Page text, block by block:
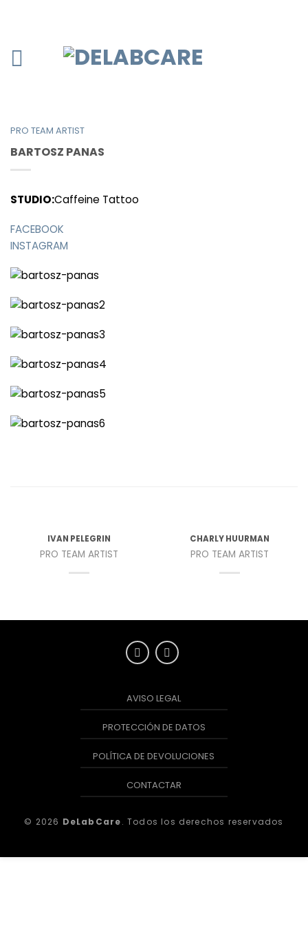
PRO TEAM ARTIST
BARTOSZ PANAS
STUDIO:Caffeine Tattoo
FACEBOOK
INSTAGRAM
IVAN PELEGRIN
PRO TEAM ARTIST
CHARLY HUURMAN
PRO TEAM ARTIST
AVISO LEGAL
PROTECCIÓN DE DATOS
POLÍTICA DE DEVOLUCIONES
CONTACTAR
© 2026 DeLabCare. Todos los derechos reservados